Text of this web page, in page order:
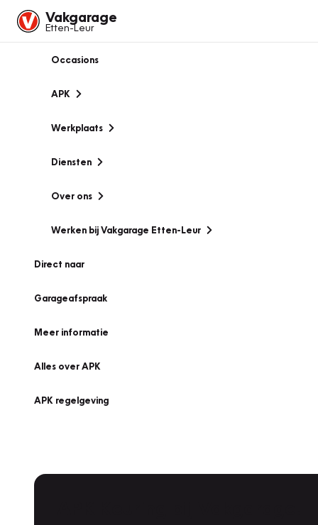
Vakgarage
Etten-Leur
Occasions
APK
Werkplaats
Diensten
Over ons
Werken bij Vakgarage Etten-Leur
Direct naar
Garageafspraak
Meer informatie
Alles over APK
APK regelgeving